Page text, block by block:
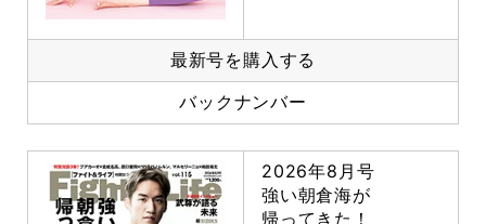
最新号を購入する
バックナンバー
2026年8月号
強い朝倉海が
帰ってきた！